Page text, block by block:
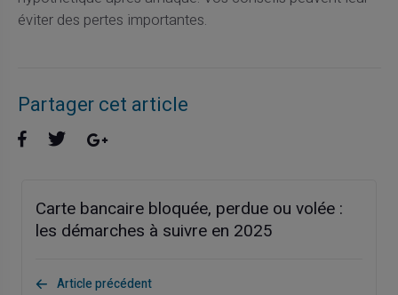
éviter des pertes importantes.
Partager cet article
Carte bancaire bloquée, perdue ou volée :
les démarches à suivre en 2025
Article précédent